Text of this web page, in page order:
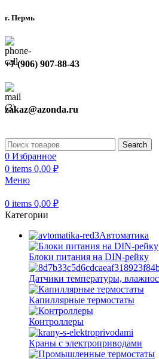
г. Пермь
+7 (906) 907-88-43
zakaz@azonda.ru
Search
0 Избранное
0 items 0,00 ₽
Меню
0 items 0,00 ₽
Категории
Автоматика
Блоки питания на DIN-рейку
Датчики температуры,
Капиллярные термостаты
Контроллеры
Краны с электроприводами